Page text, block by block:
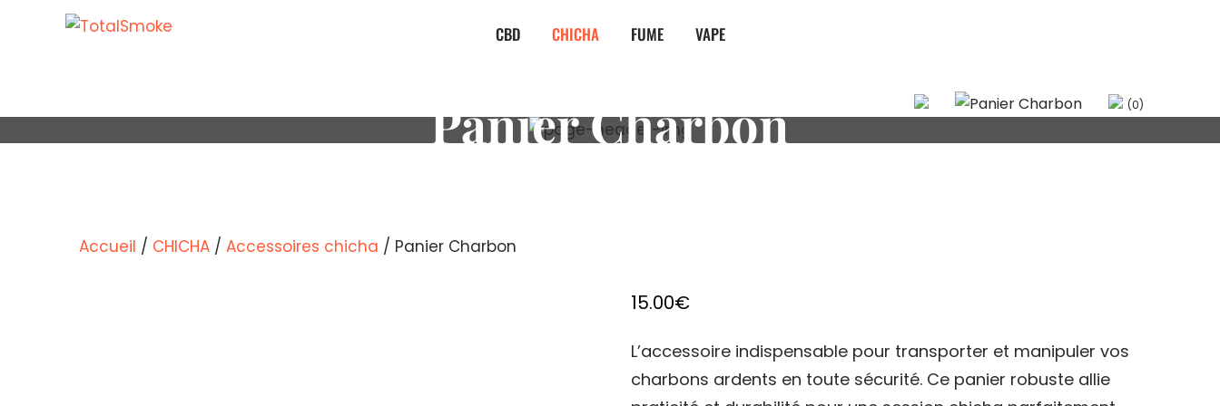
CBD CHICHA FUME VAPE
(0)
Panier Charbon
Accueil / CHICHA / Accessoires chicha / Panier Charbon
15.00€
L’accessoire indispensable pour transporter et manipuler vos
charbons ardents en toute sécurité. Ce panier robuste allie